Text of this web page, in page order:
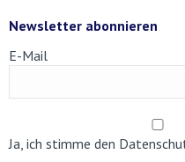
Newsletter abonnieren
E-Mail
Ja, ich stimme den